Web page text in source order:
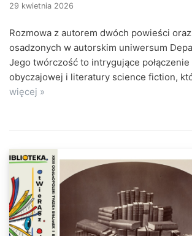
29 kwietnia 2026
Rozmowa z autorem dwóch powieści
osadzonych w autorskim uniwersum
Jego twórczość to intrygujące
obyczajowej i literatury science fiction,
więcej »